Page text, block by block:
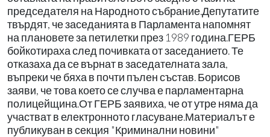
председателя на Народното събрание.Депутатите
твърдят, че заседанията в Парламента напомнят
на плановете за петилетки през 1989 година.ГЕРБ
бойкотираха след почивката от заседанието. Те
отказаха да се върнат в заседателната зала,
въпреки че бяха в почти пълен състав. Борисов
заяви, че това което се случва е парламентарна
полицейщина.От ГЕРБ заявиха, че от утре няма да
участват в електронното гласуване.Материалът е
публикуван в секция "Криминални новини"